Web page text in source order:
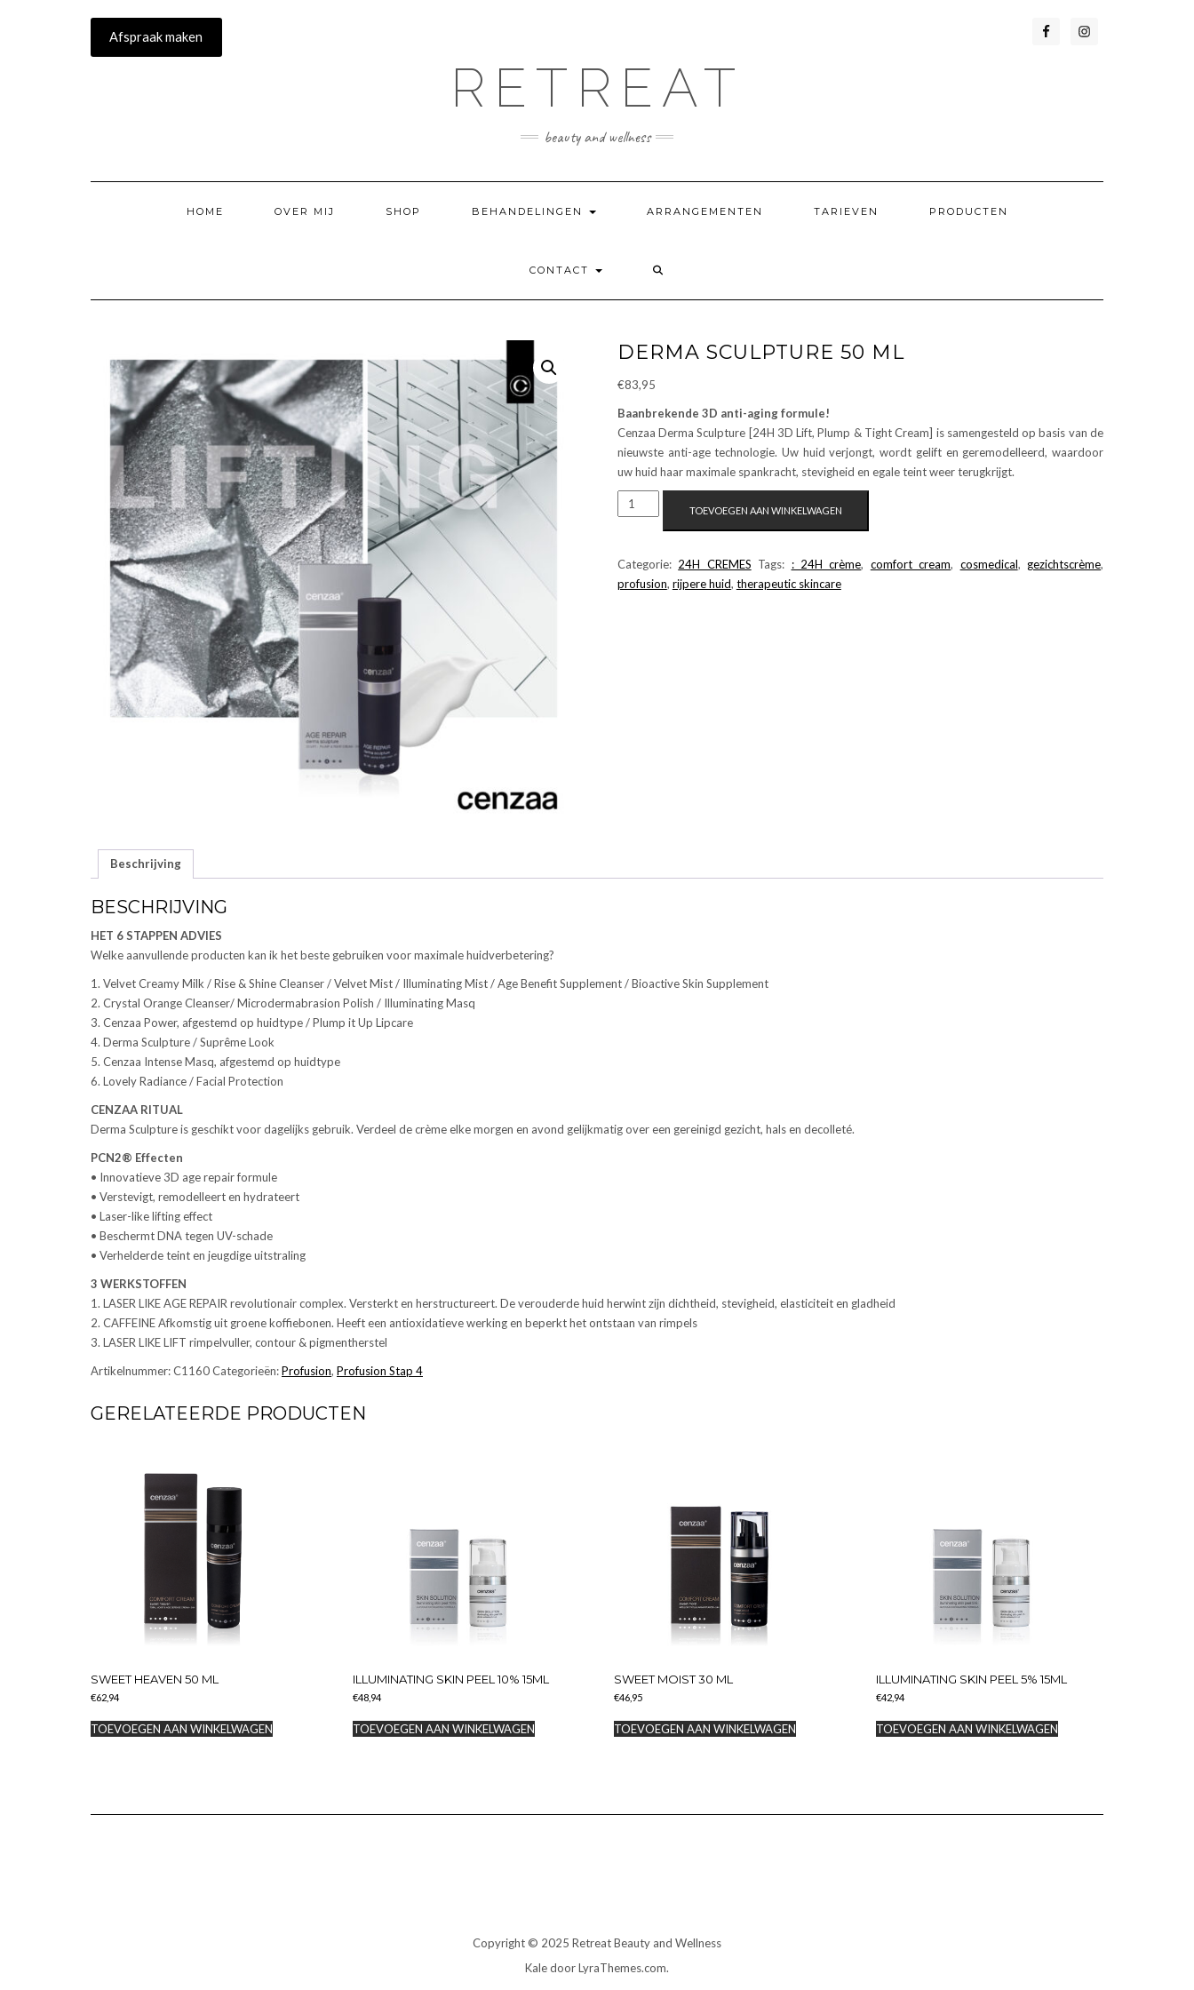
Afspraak maken
RETREAT
beauty and wellness
HOME OVER MIJ SHOP BEHANDELINGEN ARRANGEMENTEN TARIEVEN PRODUCTEN
CONTACT
DERMA SCULPTURE 50 ML
€83,95
Baanbrekende 3D anti-aging formule!
Cenzaa Derma Sculpture [24H 3D Lift, Plump & Tight Cream] is samengesteld op basis van de
nieuwste anti-age technologie. Uw huid verjongt, wordt gelift en geremodelleerd, waardoor
uw huid haar maximale spankracht, stevigheid en egale teint weer terugkrijgt.
DERMA
SCULPTURE
TOEVOEGEN AAN WINKELWAGEN
Categorie: 24H CREMES Tags: : 24H crème, comfort cream, cosmedical, gezichtscrème,
profusion, rijpere huid, therapeutic skincare
Beschrijving
BESCHRIJVING
HET 6 STAPPEN ADVIES
Welke aanvullende producten kan ik het beste gebruiken voor maximale huidverbetering?
1. Velvet Creamy Milk / Rise & Shine Cleanser / Velvet Mist / Illuminating Mist / Age Benefit Supplement / Bioactive Skin Supplement
2. Crystal Orange Cleanser/ Microdermabrasion Polish / Illuminating Masq
3. Cenzaa Power, afgestemd op huidtype / Plump it Up Lipcare
4. Derma Sculpture / Suprême Look
5. Cenzaa Intense Masq, afgestemd op huidtype
6. Lovely Radiance / Facial Protection
CENZAA RITUAL
Derma Sculpture is geschikt voor dagelijks gebruik. Verdeel de crème elke morgen en avond gelijkmatig over een gereinigd gezicht, hals en decolleté.
PCN2® Effecten
• Innovatieve 3D age repair formule
• Verstevigt, remodelleert en hydrateert
• Laser-like lifting effect
• Beschermt DNA tegen UV-schade
• Verhelderde teint en jeugdige uitstraling
3 WERKSTOFFEN
1. LASER LIKE AGE REPAIR revolutionair complex. Versterkt en herstructureert. De verouderde huid herwint zijn dichtheid, stevigheid, elasticiteit en gladheid
2. CAFFEINE Afkomstig uit groene koffiebonen. Heeft een antioxidatieve werking en beperkt het ontstaan van rimpels
3. LASER LIKE LIFT rimpelvuller, contour & pigmentherstel
Artikelnummer:C1160Categorieën:Profusion, Profusion Stap 4
GERELATEERDE PRODUCTEN
SWEET HEAVEN 50 ML
€62,94
TOEVOEGEN AAN WINKELWAGEN
ILLUMINATING SKIN PEEL 10% 15ML
€48,94
TOEVOEGEN AAN WINKELWAGEN
SWEET MOIST 30 ML
€46,95
TOEVOEGEN AAN WINKELWAGEN
ILLUMINATING SKIN PEEL 5% 15ML
€42,94
TOEVOEGEN AAN WINKELWAGEN
Copyright © 2025 Retreat Beauty and Wellness
Kaledoor LyraThemes.com.